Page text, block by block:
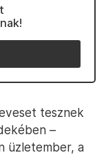
tesznek
–
üzletember, a